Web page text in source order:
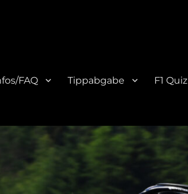
FAQ Tippabgabe F1 Quiz